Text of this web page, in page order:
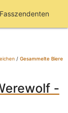
Fasszendenten
/ Gesammelte Biere
-